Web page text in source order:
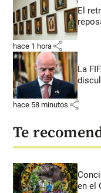
El
hace 1 hora share
La
hace 58 minutos share
Te
en el